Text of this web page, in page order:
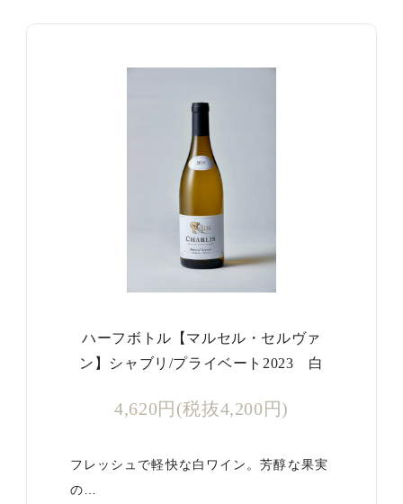
ハーフボトル【マルセル・セルヴァ
ン】シャブリ/プライベート2023 白
4,620円(税抜4,200円)
フレッシュで軽快な白ワイン。芳醇な果実
の…